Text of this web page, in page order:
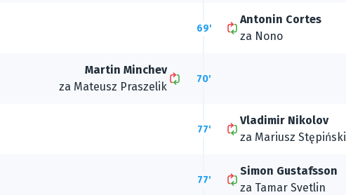
69'
Antonin Cortes
za Nono
Martin Minchev
za Mateusz Praszelik
70'
77'
Vladimir Nikolov
za Mariusz Stępiński
77'
Simon Gustafsson
za Tamar Svetlin